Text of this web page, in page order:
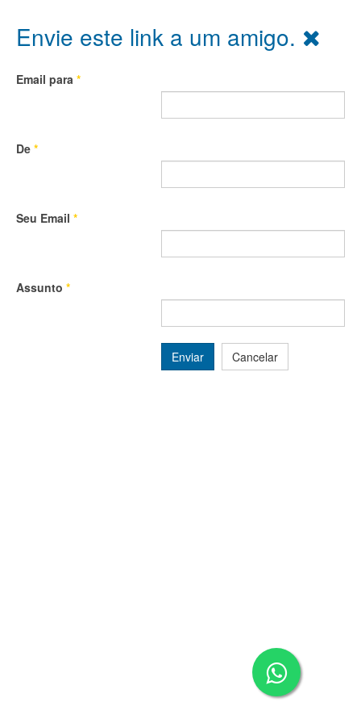
Envie este link a um amigo.
Email para *
De *
Seu Email *
Assunto *
Enviar Cancelar